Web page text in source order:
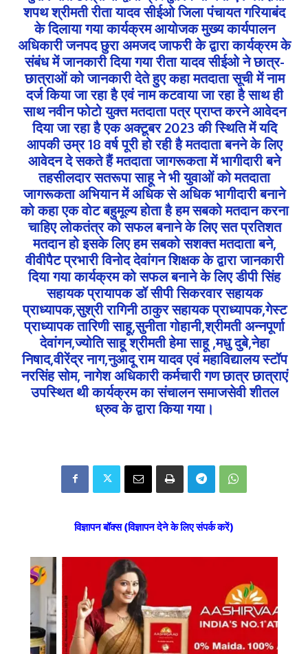
शपथ श्रीमती रीता यादव सीईओ जिला पंचायत गरियाबंद
के दिलाया गया कार्यक्रम आयोजक मुख्य कार्यपालन
अधिकारी जनपद छुरा अमजद जाफरी के द्वारा कार्यक्रम के
संबंध में जानकारी दिया गया रीता यादव सीईओ ने छात्र-
छात्राओं को जानकारी देते हुए कहा मतदाता सूची में नाम
दर्ज किया जा रहा है एवं नाम कटवाया जा रहा है साथ ही
साथ नवीन फोटो युक्त मतदाता पत्र प्राप्त करने आवेदन
दिया जा रहा है एक अक्टूबर 2023 की स्थिति में यदि
आपकी उम्र 18 वर्ष पूरी हो रही है मतदाता बनने के लिए
आवेदन दे सकते हैं मतदाता जागरूकता में भागीदारी बने
तहसीलदार सतरूपा साहू ने भी युवाओं को मतदाता
जागरूकता अभियान में अधिक से अधिक भागीदारी बनाने
को कहा एक वोट बहुमूल्य होता है हम सबको मतदान करना
चाहिए लोकतंत्र को सफल बनाने के लिए सत प्रतिशत
मतदान हो इसके लिए हम सबको सशक्त मतदाता बने,
वीवीपैट प्रभारी विनोद देवांगन शिक्षक के द्वारा जानकारी
दिया गया कार्यक्रम को सफल बनाने के लिए डीपी सिंह
सहायक प्रायापक डॉ सीपी सिकरवार सहायक
प्राध्यापक,सुश्री रागिनी ठाकुर सहायक प्राध्यापक,गेस्ट
प्राध्यापक तारिणी साहू,सुनीता गोहानी,श्रीमती अन्नपूर्णा
देवांगन,ज्योति साहू श्रीमती हेमा साहू ,मधु दुबे,नेहा
निषाद,वीरेंद्र नाग,नुआदू राम यादव एवं महाविद्यालय स्टॉप
नरसिंह सोम, नागेश अधिकारी कर्मचारी गण छात्र छात्राएं
उपस्थित थी कार्यक्रम का संचालन समाजसेवी शीतल
ध्रुव के द्वारा किया गया।
विज्ञापन बॉक्स (विज्ञापन देने के लिए संपर्क करें)